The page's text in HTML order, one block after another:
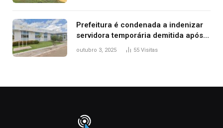
Prefeitura é condenada a indenizar
servidora temporária demitida após
nascimento da filha
outubro 3, 2025 55 Visitas